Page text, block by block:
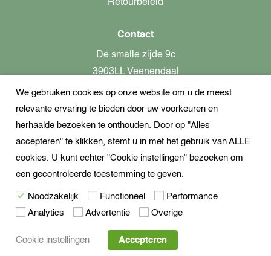
Retourbeleid
Contact
De smalle zijde 9c
3903LL Veenendaal
alleen op afspraak aanwezig!
KvK-nummer: 82366799
Btw-nummer: nl862437301B01
info@dekampeerspecialist.nl
Volg ons
We gebruiken cookies op onze website om u de meest
relevante ervaring te bieden door uw voorkeuren en
herhaalde bezoeken te onthouden. Door op "Alles
accepteren" te klikken, stemt u in met het gebruik van ALLE
cookies. U kunt echter "Cookie instellingen" bezoeken om
een gecontroleerde toestemming te geven.
Noodzakelijk Functioneel
Performance
Analytics
Advertentie Overige
Cookie instellingen Accepteren